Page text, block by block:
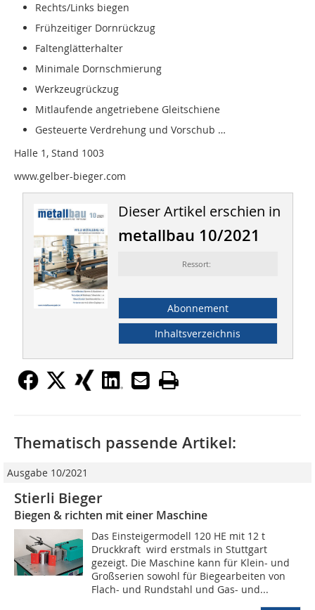
Rechts/Links biegen
Frühzeitiger Dornrückzug
Faltenglätterhalter
Minimale Dornschmierung
Werkzeugrückzug
Mitlaufende angetriebene Gleitschiene
Gesteuerte Verdrehung und Vorschub …
Halle 1, Stand 1003
www.gelber-bieger.com
Dieser Artikel erschien in
metallbau 10/2021
Ressort:
Abonnement
Inhaltsverzeichnis
Thematisch passende Artikel:
Ausgabe 10/2021
Stierli Bieger
Biegen & richten mit einer Maschine
Das Einsteigermodell 120 HE mit 12 t
Druckkraft wird erstmals in Stuttgart
gezeigt. Die Maschine kann für Klein- und
Großserien sowohl für Biegearbeiten von
Flach- und Rundstahl und Gas- und...